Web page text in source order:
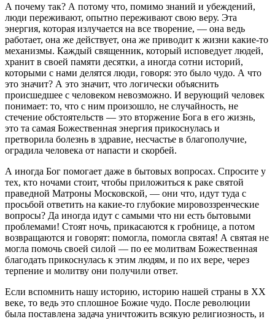
А почему так? А потому что, помимо знаний и убеждений,
люди переживают, опытно переживают свою веру. Эта
энергия, которая излучается на все творение, — она ведь
работает, она же действует, она же приводит к жизни какие-то
механизмы. Каждый священник, который исповедует людей,
хранит в своей памяти десятки, а иногда сотни историй,
которыми с нами делятся люди, говоря: это было чудо. А что
это значит? А это значит, что логически объяснить
происшедшее с человеком невозможно. И верующий человек
понимает: то, что с ним произошло, не случайность, не
стечение обстоятельств — это вторжение Бога в его жизнь,
это та самая Божественная энергия прикоснулась и
претворила болезнь в здравие, несчастье в благополучие,
оградила человека от напасти и скорбей.
А иногда Бог помогает даже в бытовых вопросах. Спросите у
тех, кто ночами стоит, чтобы приложиться к раке святой
праведной Матроны Московской, — они что, идут туда с
просьбой ответить на какие-то глубокие мировоззренческие
вопросы? Да иногда идут с самыми что ни есть бытовыми
проблемами! Стоят ночь, прикасаются к гробнице, а потом
возвращаются и говорят: помогла, помогла святая! А святая не
могла помочь своей силой — по ее молитвам Божественная
благодать прикоснулась к этим людям, и по их вере, через
терпение и молитву они получили ответ.
Если вспомнить нашу историю, историю нашей страны в XX
веке, то ведь это сплошное Божие чудо. После революции
была поставлена задача уничтожить всякую религиозность, и